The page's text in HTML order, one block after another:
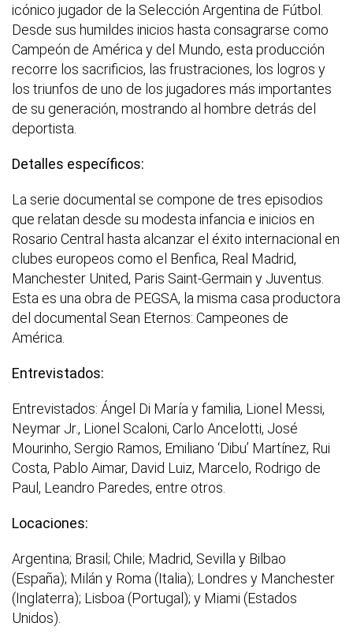
icónico jugador de la Selección Argentina de Fútbol.
Desde sus humildes inicios hasta consagrarse como
Campeón de América y del Mundo, esta producción
recorre los sacrificios, las frustraciones, los logros y
los triunfos de uno de los jugadores más importantes
de su generación, mostrando al hombre detrás del
deportista.
Detalles específicos:
La serie documental se compone de tres episodios
que relatan desde su modesta infancia e inicios en
Rosario Central hasta alcanzar el éxito internacional en
clubes europeos como el Benfica, Real Madrid,
Manchester United, Paris Saint-Germain y Juventus.
Esta es una obra de PEGSA, la misma casa productora
del documental Sean Eternos: Campeones de
América.
Entrevistados:
Entrevistados: Ángel Di María y familia, Lionel Messi,
Neymar Jr., Lionel Scaloni, Carlo Ancelotti, José
Mourinho, Sergio Ramos, Emiliano ‘Dibu’ Martínez, Rui
Costa, Pablo Aimar, David Luiz, Marcelo, Rodrigo de
Paul, Leandro Paredes, entre otros.
Locaciones:
Argentina; Brasil; Chile; Madrid, Sevilla y Bilbao
(España); Milán y Roma (Italia); Londres y Manchester
(Inglaterra); Lisboa (Portugal); y Miami (Estados
Unidos).